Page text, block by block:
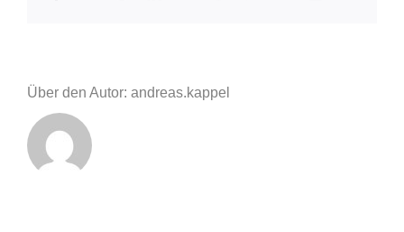
Über den Autor: andreas.kappel